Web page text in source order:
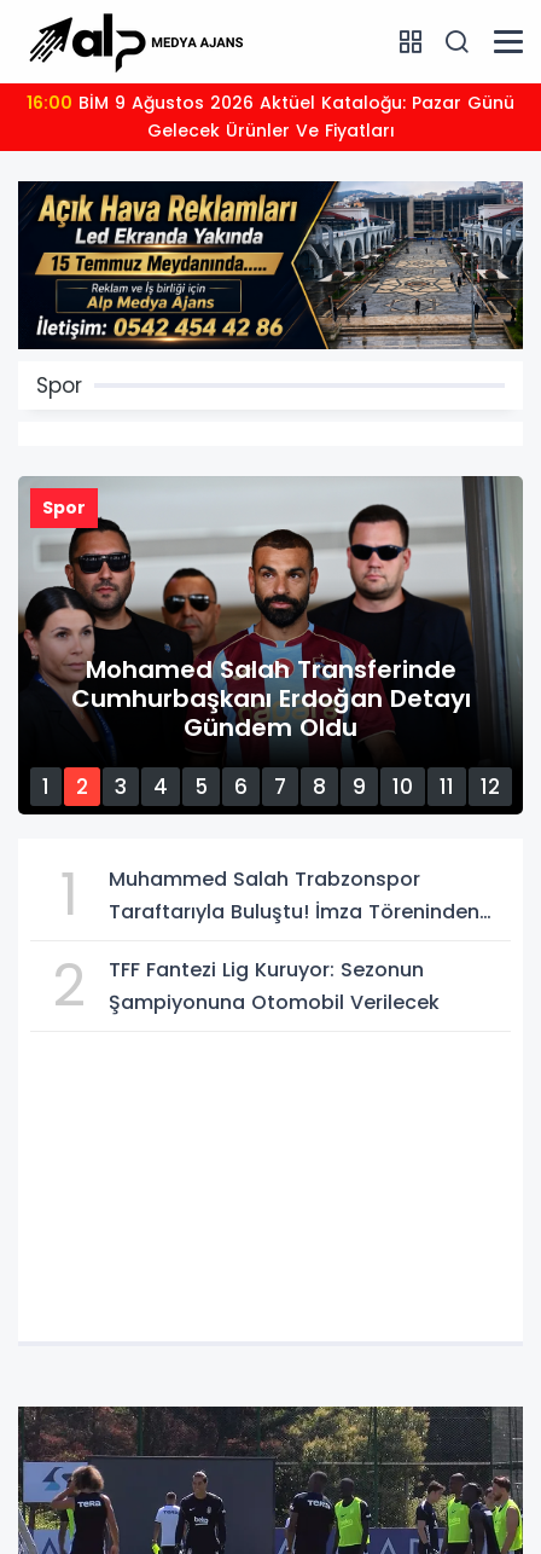
14:22TFF Fantezi Lig Kuruyor: Sezonun Şampiyonuna
Otomobil Verilecek
Spor
Spor
Mohamed Salah Transferinde
Cumhurbaşkanı Erdoğan Detayı
Gündem Oldu
1 2 3 4 5 6 7 8 9 10 11
12
1
Muhammed Salah Trabzonspor
Taraftarıyla Buluştu! İmza Töreninden
2
TFF Fantezi Lig Kuruyor: Sezonun
Şampiyonuna Otomobil Verilecek